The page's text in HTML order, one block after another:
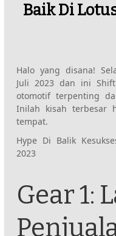
Baik Di
Halo yang disana!
Juli 2023 dan ini
otomotif terpenting
Inilah kisah terbesar
tempat.
Hype Di Balik
2023
Gear 1: